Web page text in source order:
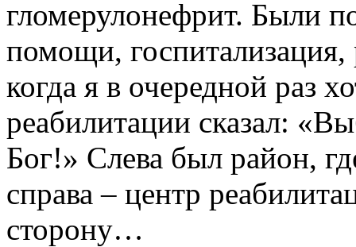
гломерулонефрит. Были
помощи,
когда я в очередной раз
реабилитации сказал:
Бог!» Слева был район,
справа – центр
сторону…